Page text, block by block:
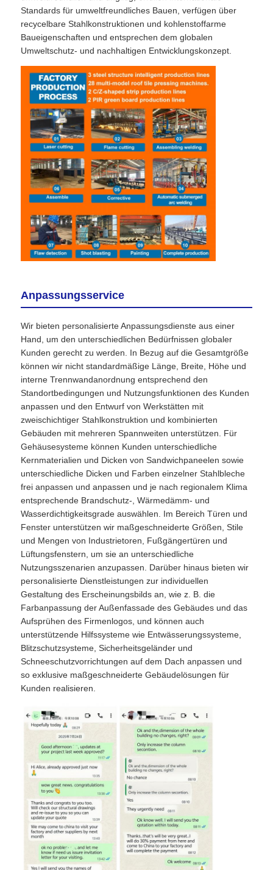
Standards für umweltfreundliches Bauen, verfügen über
recycelbare Stahlkonstruktionen und kohlenstoffarme
Baueigenschaften und entsprechen dem globalen
Umweltschutz- und nachhaltigen Entwicklungskonzept.
Anpassungsservice
Wir bieten personalisierte Anpassungsdienste aus einer
Hand, um den unterschiedlichen Bedürfnissen globaler
Kunden gerecht zu werden. In Bezug auf die Gesamtgröße
können wir nicht standardmäßige Länge, Breite, Höhe und
interne Trennwandanordnung entsprechend den
Standortbedingungen und Nutzungsfunktionen des Kunden
anpassen und den Entwurf von Werkstätten mit
zweischichtiger Stahlkonstruktion und kombinierten
Gebäuden mit mehreren Spannweiten unterstützen. Für
Gehäusesysteme können Kunden unterschiedliche
Kernmaterialien und Dicken von Sandwichpaneelen sowie
unterschiedliche Dicken und Farben einzelner Stahlbleche
frei anpassen und anpassen und je nach regionalem Klima
entsprechende Brandschutz-, Wärmedämm- und
Wasserdichtigkeitsgrade auswählen. Im Bereich Türen und
Fenster unterstützen wir maßgeschneiderte Größen, Stile
und Mengen von Industrietoren, Fußgängertüren und
Lüftungsfenstern, um sie an unterschiedliche
Nutzungsszenarien anzupassen. Darüber hinaus bieten wir
personalisierte Dienstleistungen zur individuellen
Gestaltung des Erscheinungsbilds an, wie z. B. die
Farbanpassung der Außenfassade des Gebäudes und das
Aufsprühen des Firmenlogos, und können auch
unterstützende Hilfssysteme wie Entwässerungssysteme,
Blitzschutzsysteme, Sicherheitsgeländer und
Schneeschutzvorrichtungen auf dem Dach anpassen und
so exklusive maßgeschneiderte Gebäudelösungen für
Kunden realisieren.